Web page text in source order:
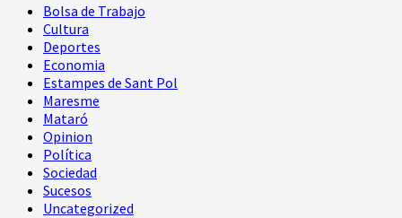
Bolsa de Trabajo
Cultura
Deportes
Economia
Estampes de Sant Pol
Maresme
Mataró
Opinion
Política
Sociedad
Sucesos
Uncategorized